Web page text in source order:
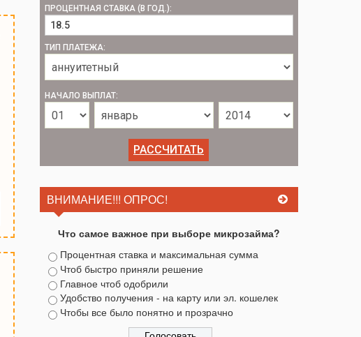
ПРОЦЕНТНАЯ СТАВКА (В ГОД.):
ТИП ПЛАТЕЖА:
НАЧАЛО ВЫПЛАТ:
ВНИМАНИЕ!!! ОПРОС!
Что самое важное при выборе микрозайма?
Процентная ставка и максимальная сумма
Чтоб быстро приняли решение
Главное чтоб одобрили
Удобство получения - на карту или эл. кошелек
Чтобы все было понятно и прозрачно